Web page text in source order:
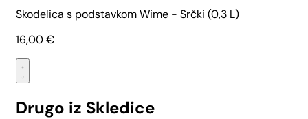
Skodelica s podstavkom Wime - Srčki (0,3 L)
16,00€
Drugo iz Skledice